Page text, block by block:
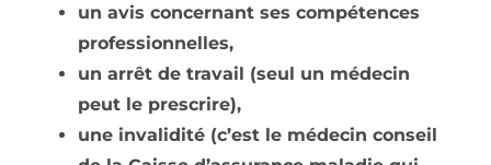
un avis concernant ses compétences
professionnelles,
un arrêt de travail (seul un médecin
peut le prescrire),
une invalidité (c’est le médecin conseil